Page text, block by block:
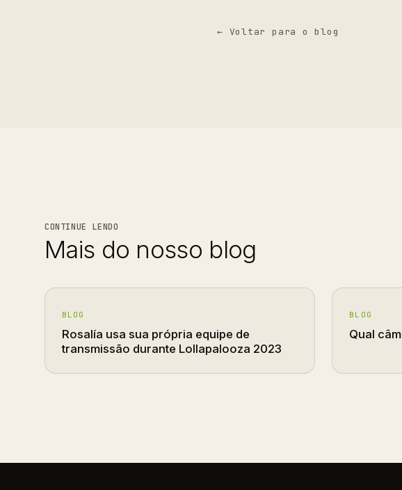
← Voltar para o blog
CONTINUE LENDO
Mais do nosso blog
BLOG
Rosalía usa sua própria equipe de
transmissão durante Lollapalooza 2023
BLOG
Qual